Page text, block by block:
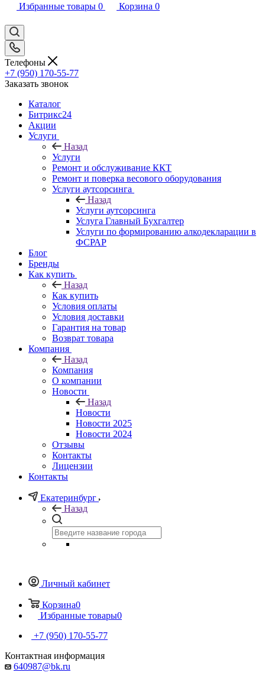
Избранные товары 0 Корзина 0
Телефоны
+7 (950) 170-55-77
Заказать звонок
Каталог
Битрикс24
Акции
Услуги
Назад
Услуги
Ремонт и обслуживание ККТ
Ремонт и поверка весового оборудования
Услуги аутсорсинга
Назад
Услуги аутсорсинга
Услуга Главный Бухгалтер
Услуги по формированию алкодекларации в
ФСРАР
Блог
Бренды
Как купить
Назад
Как купить
Условия оплаты
Условия доставки
Гарантия на товар
Возврат товара
Компания
Назад
Компания
О компании
Новости
Назад
Новости
Новости 2025
Новости 2024
Отзывы
Контакты
Лицензии
Контакты
Екатеринбург
Назад
Личный кабинет
Корзина0
Избранные товары0
+7 (950) 170-55-77
Контактная информация
640987@bk.ru